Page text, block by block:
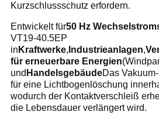
Kurzschlussschutz erfordern.
Entwickelt für50 Hz
VT19-40.5EP
in Kraftwerke, Industrieanlagen,
für erneuerbare Energien
und HandelsgebäudeDas
für eine Lichtbogenlöschung
wodurch der Kontaktverschleiß
die Lebensdauer verlängert wird.